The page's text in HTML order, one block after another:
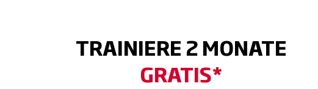
TRAINIERE 2 MONATE
GRATIS*